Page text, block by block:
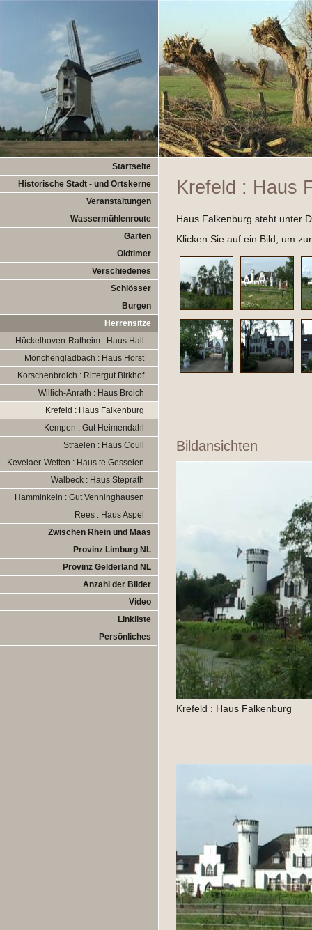
Startseite
Historische Stadt - und Ortskerne
Veranstaltungen
Wassermühlenroute
Gärten
Oldtimer
Verschiedenes
Schlösser
Burgen
Herrensitze
Hückelhoven-Ratheim : Haus Hall
Mönchengladbach : Haus Horst
Korschenbroich : Rittergut Birkhof
Willich-Anrath : Haus Broich
Krefeld : Haus Falkenburg
Kempen : Gut Heimendahl
Straelen : Haus Coull
Kevelaer-Wetten : Haus te Gesselen
Walbeck : Haus Steprath
Hamminkeln : Gut Venninghausen
Rees : Haus Aspel
Zwischen Rhein und Maas
Provinz Limburg NL
Provinz Gelderland NL
Anzahl der Bilder
Video
Linkliste
Persönliches
Krefeld : Haus
Haus Falkenburg steht unter
Klicken Sie auf ein Bild, um
Bildansichten
Krefeld : Haus Falkenburg